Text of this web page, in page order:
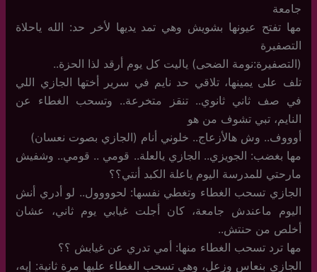
جامعة
مها تفتح عيونها بشويش وهي تمد يديها لأخر حد: الله ياحلاة
التصفيرة
(التصفيرة:نومة الضحى) ياليت كل يوم أرقد لذا الحزة..
تلف على يمينها، تلاقي حد نايم في سرير أختها الجازي اللي
في صف ثاني ثانوي.. تنقز متخرعة.. وتسحب الغطاء عن
النايم، تبي تشوف من هو
أوووف.. وش هالأزعاج.. خلوني أنام (الجازي بصوت نعسان)
مها بغضب: الجويزي.. الجازي يالعلة.. قومي .. قومي.. وشفيش
مارحتي للمدرسة اليوم ياعلة الكبد أنتي؟؟
الجازي تسحب الغطاء وتغطي نفسها: لحوووول.. لو أدري أنش
اليوم ماعندش جامعة، كان أجلت غيابي يوم ثاني، عشان
أخلص من حنتش..
مها ترد تسحب الغطاء منها: أمي تدري عن غيابش ؟؟
الجازي بنعاس وزعل، وهي تسحب الغطاء عليها مرة ثانية: إيه،